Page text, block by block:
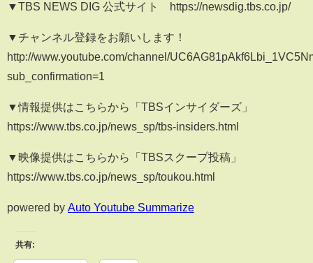
▼TBS NEWS DIG 公式サイト https://newsdig.tbs.co.jp/
▼チャンネル登録をお願いします！
http://www.youtube.com/channel/
sub_confirmation=1
▼情報提供はこちらから「TBSインサイダーズ」
https://www.tbs.co.jp/news_sp/tbs-insiders.html
▼映像提供はこちらから「TBSスクープ投稿」
https://www.tbs.co.jp/news_sp/toukou.html
powered by Auto Youtube Summarize
共有: